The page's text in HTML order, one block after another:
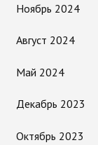
Ноябрь 2024
Август 2024
Май 2024
Декабрь 2023
Октябрь 2023